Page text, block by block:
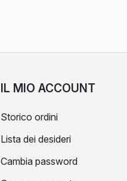
IL MIO ACCOUNT
Storico ordini
Lista dei desideri
Cambia password